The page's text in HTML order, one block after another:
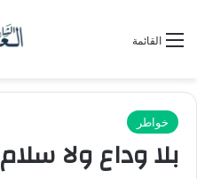
القائمة
خواطر
بلا وداع ولا سلام